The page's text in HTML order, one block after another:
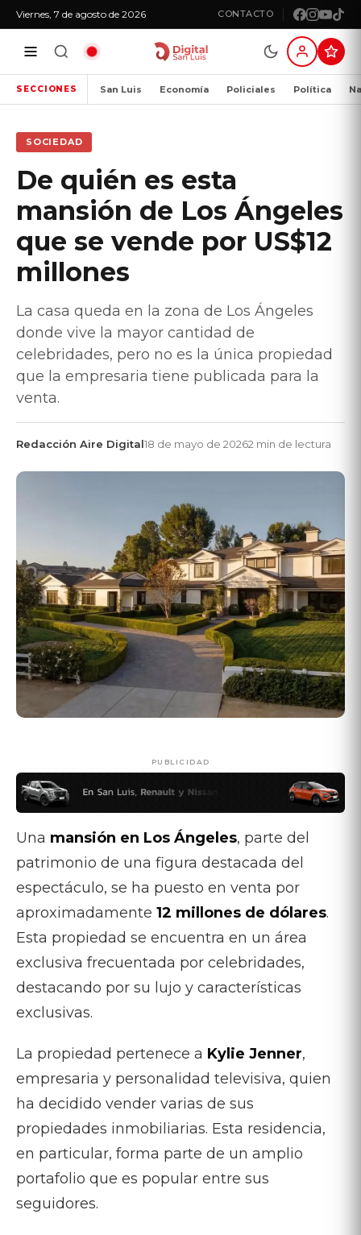
Viernes, 7 de agosto de 2026 CONTACTO
SECCIONES San Luis Economía Policiales Política
SOCIEDAD
De quién es esta
mansión de Los Ángeles
que se vende por US$12
millones
La casa queda en la zona de Los Ángeles
donde vive la mayor cantidad de
celebridades, pero no es la única propiedad
que la empresaria tiene publicada para la
venta.
Redacción Aire Digital18 de mayo de 20262 min de lectura
PUBLICIDAD
Una mansión en Los Ángeles, parte del
patrimonio de una figura destacada del
espectáculo, se ha puesto en venta por
aproximadamente 12 millones de dólares.
Esta propiedad se encuentra en un área
exclusiva frecuentada por celebridades,
destacando por su lujo y características
exclusivas.
La propiedad pertenece a Kylie Jenner,
empresaria y personalidad televisiva, quien
ha decidido vender varias de sus
propiedades inmobiliarias. Esta residencia,
en particular, forma parte de un amplio
portafolio que es popular entre sus
seguidores.